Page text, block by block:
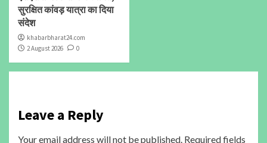
सुरक्षित कांवड़ यात्रा का दिया
संदेश
khabarbharat24.com
2 August 2026
0
Leave a Reply
Your email address will not be published. Required fields